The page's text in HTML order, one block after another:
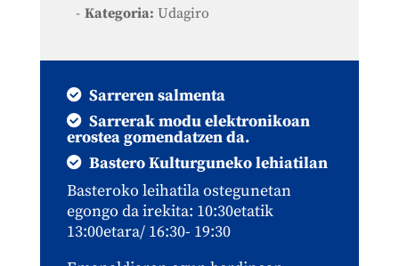
Kategoria: Udagiro
Sarreren salmenta
Sarrerak modu elektronikoan
erostea gomendatzen da.
Bastero Kulturguneko lehiatilan
Basteroko leihatila ostegunetan
egongo da irekita: 10:30etatik
13:00etara/ 16:30- 19:30